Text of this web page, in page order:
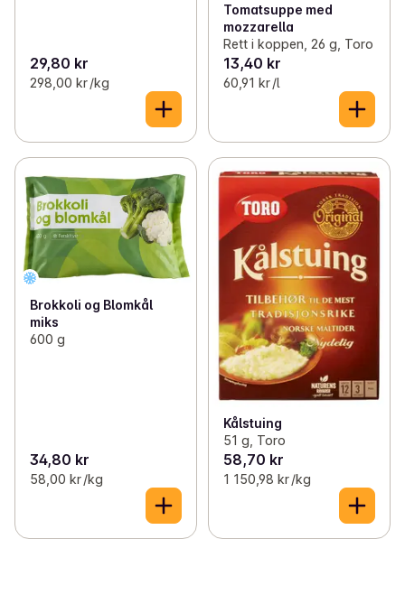
29,80 kr
298,00 kr /kg
Tomatsuppe med
mozzarella
Rett i koppen, 26 g, Toro
13,40 kr
60,91 kr /l
Brokkoli og Blomkål
miks
600 g
34,80 kr
58,00 kr /kg
Kålstuing
51 g, Toro
58,70 kr
1 150,98 kr /kg